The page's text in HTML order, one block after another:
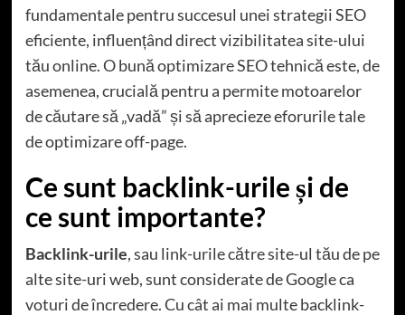
fundamentale pentru succesul unei strategii SEO
eficiente, influențând direct vizibilitatea site-ului
tău online. O bună optimizare SEO tehnică este, de
asemenea, crucială pentru a permite motoarelor
de căutare să „vadă” și să aprecieze eforurile tale
de optimizare off-page.
Ce sunt backlink-urile și de
ce sunt importante?
Backlink-urile, sau link-urile către site-ul tău de pe
alte site-uri web, sunt considerate de Google ca
voturi de încredere. Cu cât ai mai multe backlink-